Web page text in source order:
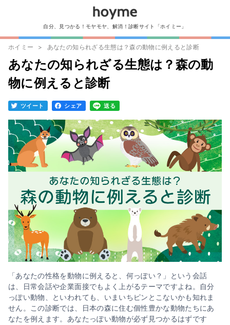
自分、見つかる！モヤモヤ、解消！診断サイト「ホイミー」
ホイミー あなたの知られざる生態は？森の動物に例えると診断
あなたの知られざる生態は？森の動
物に例えると診断
ツイート シェア 送る
「あなたの性格を動物に例えると、何っぽい？」という会話
は、日常会話や企業面接でもよく上がるテーマですよね。自分
っぽい動物、といわれても、いまいちピンとこないかも知れま
せん。この診断では、日本の森に住む個性豊かな動物たちにあ
なたを例えます。あなたっぽい動物が必ず見つかるはずです